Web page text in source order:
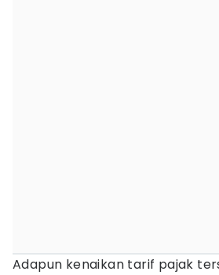
Adapun kenaikan tarif pajak